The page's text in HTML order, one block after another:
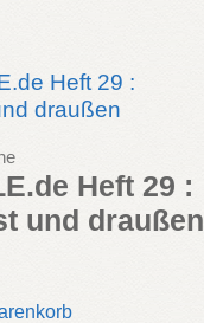
Heft 29 :
und draußen